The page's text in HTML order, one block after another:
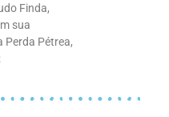
Finda,
sua
Perda Pétrea,